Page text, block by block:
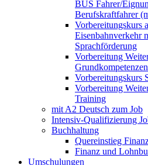
BUS Fahrer/
Berufskraftfahrer
Vorbereitungskurs
Eisenbahnverkehr
Sprachförderung
Vorbereitung
Vorbereitungskurs
Vorbereitung
Training
mit A2 Deutsch zum Job
Intensiv-Qualifizierung
Buchhaltung
Quereinstieg
Finanz und
Umschulungen